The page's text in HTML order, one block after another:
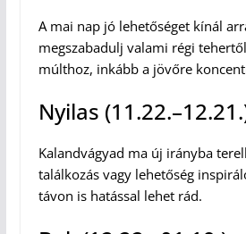
A mai nap jó lehetőséget kínál
megszabadulj valami régi
múlthoz, inkább a jövőre
Nyilas
Kalandvágyad ma új irányba
találkozás vagy lehetőség
távon is hatással lehet rád.